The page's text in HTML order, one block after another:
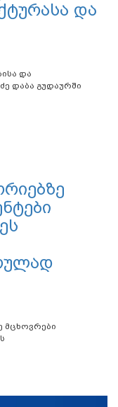
და
და
დაბა გუდაურში
მცხოვრები